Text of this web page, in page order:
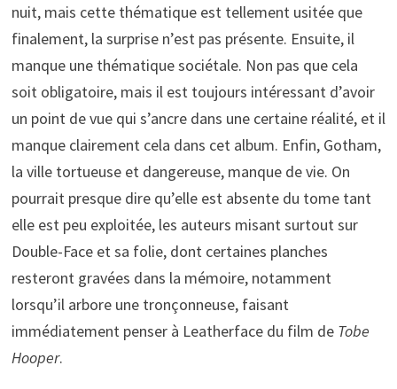
nuit, mais cette thématique est tellement usitée que
finalement, la surprise n’est pas présente. Ensuite, il
manque une thématique sociétale. Non pas que cela
soit obligatoire, mais il est toujours intéressant d’avoir
un point de vue qui s’ancre dans une certaine réalité, et il
manque clairement cela dans cet album. Enfin, Gotham,
la ville tortueuse et dangereuse, manque de vie. On
pourrait presque dire qu’elle est absente du tome tant
elle est peu exploitée, les auteurs misant surtout sur
Double-Face et sa folie, dont certaines planches
resteront gravées dans la mémoire, notamment
lorsqu’il arbore une tronçonneuse, faisant
immédiatement penser à Leatherface du film de Tobe
Hooper.